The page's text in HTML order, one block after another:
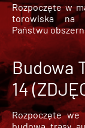
Rozpoczęte w
torowiska na
Państwu
Budowa
14
Rozpoczęte